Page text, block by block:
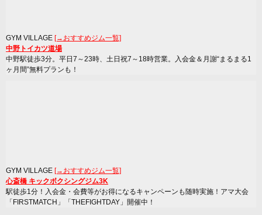
GYM VILLAGE [→おすすめジム一覧]
中野トイカツ道場
中野駅徒歩3分。平日7～23時、土日祝7～18時営業。入会金＆月謝“まるまる1
ヶ月間”無料プランも！
GYM VILLAGE [→おすすめジム一覧]
心斎橋 キックボクシングジム3K
駅徒歩1分！入会金・会費等がお得になるキャンペーンも随時実施！アマ大会
「FIRSTMATCH」「THEFIGHTDAY」開催中！